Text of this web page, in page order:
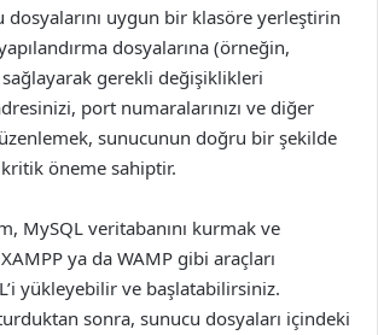
dosyalarını uygun bir klasöre yerleştirin
dosyalarına (örneğin,
gerekli değişiklikleri
port numaralarınızı ve diğer
sunucunun doğru bir şekilde
öneme sahiptir.
MySQL veritabanını kurmak ve
ya da WAMP gibi araçları
yükleyebilir ve başlatabilirsiniz.
sonra, sunucu dosyaları içindeki